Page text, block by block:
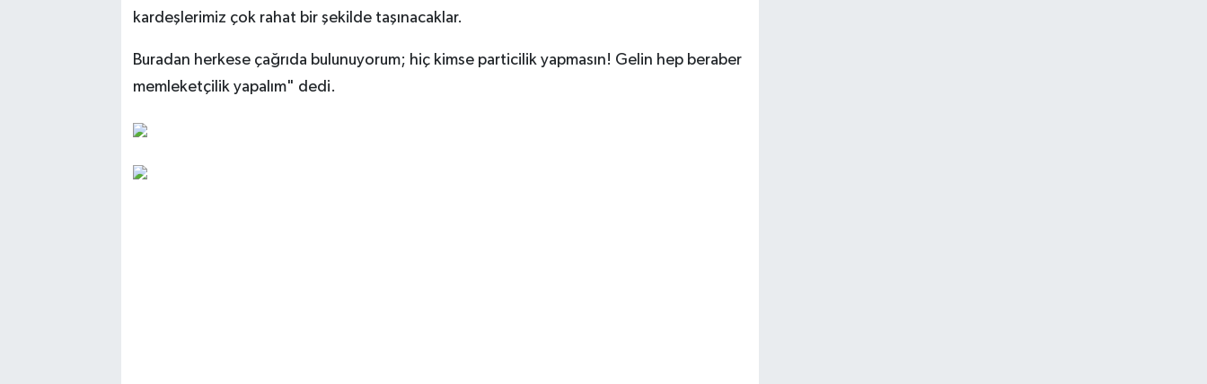
kardeşlerimiz çok rahat bir şekilde taşınacaklar.
Buradan herkese çağrıda bulunuyorum; hiç kimse particilik yapmasın! Gelin hep beraber
memleketçilik yapalım" dedi.